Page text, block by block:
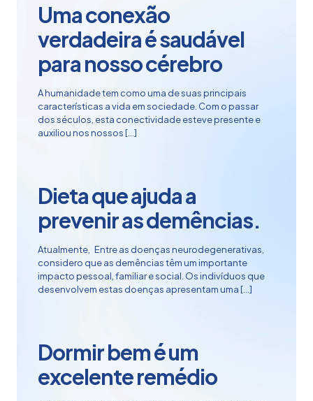
Uma conexão
verdadeira é saudável
para nosso cérebro
A humanidade tem como uma de suas principais
características a vida em sociedade. Com o passar
dos séculos, esta conectividade esteve presente e
auxiliou nos nossos […]
Dieta que ajuda a
prevenir as demências.
Atualmente, Entre as doenças neurodegenerativas,
considero que as demências têm um importante
impacto pessoal, familiar e social. Os indivíduos que
desenvolvem estas doenças apresentam uma […]
Dormir bem é um
excelente remédio